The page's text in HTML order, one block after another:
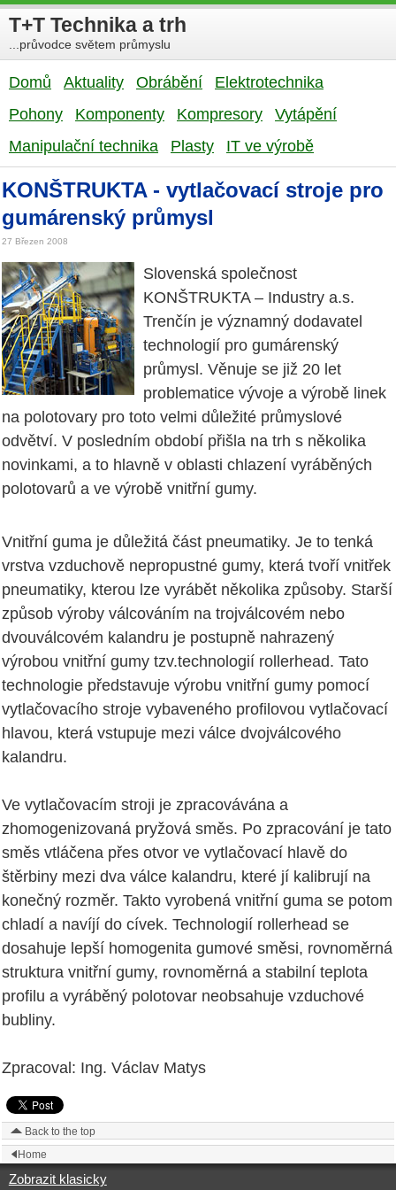
T+T Technika a trh
...průvodce světem průmyslu
Domů Aktuality Obrábění
Elektrotechnika
Pohony
Komponenty Kompresory
Vytápění
Manipulační technika
Plasty IT ve výrobě
KONŠTRUKTA - vytlačovací stroje pro
gumárenský průmysl
27 Březen 2008
Slovenská společnost
KONŠTRUKTA – Industry a.s.
Trenčín je významný dodavatel
technologií pro gumárenský
průmysl. Věnuje se již 20 let
problematice vývoje a výrobě linek
na polotovary pro toto velmi důležité průmyslové
odvětví. V posledním období přišla na trh s několika
novinkami, a to hlavně v oblasti chlazení vyráběných
polotovarů a ve výrobě vnitřní gumy.
Vnitřní guma je důležitá část pneumatiky. Je to tenká
vrstva vzduchově nepropustné gumy, která tvoří vnitřek
pneumatiky, kterou lze vyrábět několika způsoby. Starší
způsob výroby válcováním na trojválcovém nebo
dvouválcovém kalandru je postupně nahrazený
výrobou vnitřní gumy tzv.technologií rollerhead. Tato
technologie představuje výrobu vnitřní gumy pomocí
vytlačovacího stroje vybaveného profilovou vytlačovací
hlavou, která vstupuje mezi válce dvojválcového
kalandru.
Ve vytlačovacím stroji je zpracovávána a
zhomogenizovaná pryžová směs. Po zpracování je tato
směs vtláčena přes otvor ve vytlačovací hlavě do
štěrbiny mezi dva válce kalandru, které jí kalibrují na
konečný rozměr. Takto vyrobená vnitřní guma se potom
chladí a navíjí do cívek. Technologií rollerhead se
dosahuje lepší homogenita gumové směsi, rovnoměrná
struktura vnitřní gumy, rovnoměrná a stabilní teplota
profilu a vyráběný polotovar neobsahuje vzduchové
bubliny.
Zpracoval: Ing. Václav Matys
Back to the top
Home
Zobrazit klasicky